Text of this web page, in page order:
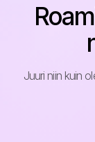
Juuri niin kuin